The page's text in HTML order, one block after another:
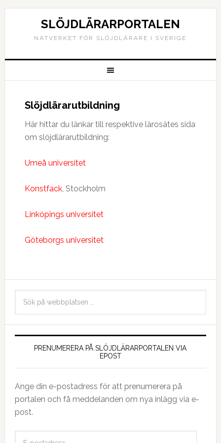
SLÖJDLÄRARPORTALEN
NÄTVERKET FÖR SLÖJDLÄRARE I SVERIGE
Slöjdlärarutbildning
Här hittar du länkar till respektive lärosätes sida
om slöjdlärarutbildning:
Umeå universitet
Konstfack, Stockholm
Linköpings universitet
Göteborgs universitet
PRENUMERERA PÅ SLÖJDLÄRARPORTALEN VIA
EPOST
Ange din e-postadress för att prenumerera på
portalen och få meddelanden om nya inlägg via e-
post.